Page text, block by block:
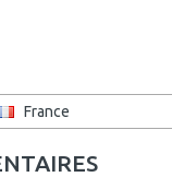
France